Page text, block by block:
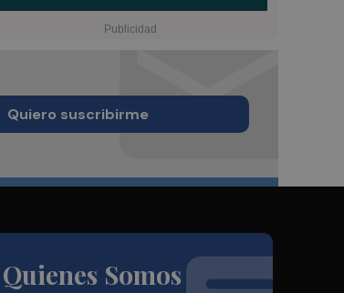
Quiero suscribirme
Quienes Somos